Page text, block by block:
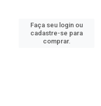
Faça seu login ou
cadastre-se para
comprar.